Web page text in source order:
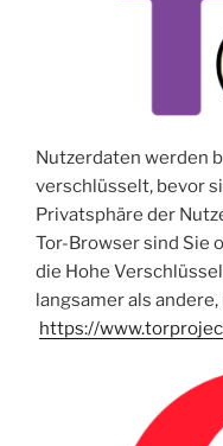
Nutzerdaten werden
verschlüsselt, bevor
Privatsphäre der
Tor-Browser sind Sie
die Hohe
langsamer als
https://